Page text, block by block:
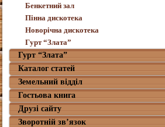
Бенкетний зал
Пінна дискотека
Новорічна дискотека
Гурт “Злата”
Гурт “Злата”
Каталог статей
Земельний відділ
Гостьова книга
Друзі сайту
Зворотній зв’язок